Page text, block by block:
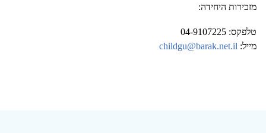
מזכירות היחידה:
טלפקס: 04-9107225
מייל: childgu@barak.net.il